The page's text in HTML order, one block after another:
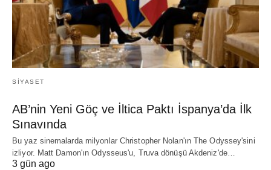
SIYASET
AB’nin Yeni Göç ve İltica Paktı İspanya’da İlk
Sınavında
Bu yaz sinemalarda milyonlar Christopher Nolan'ın The Odyssey'sini
izliyor. Matt Damon'ın Odysseus'u, Truva dönüşü Akdeniz'de…
3 gün ago